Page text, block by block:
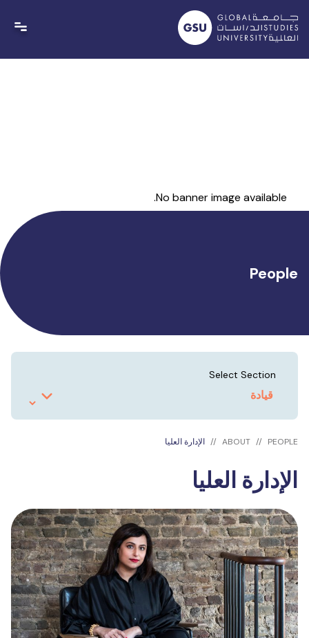
content
People
No banner image available.
Select Section
ABOUT PEOPLE الإدارة العليا
الإدارة العليا